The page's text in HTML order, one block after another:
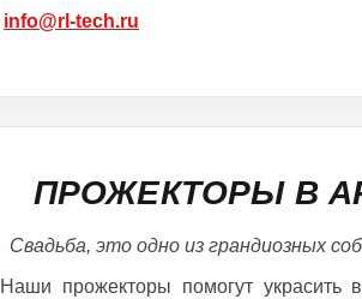
info@rl-tech.ru
ПРОЖЕКТОРЫ В
Свадьба, это одно из грандиозных
Наши прожекторы помогут украсить